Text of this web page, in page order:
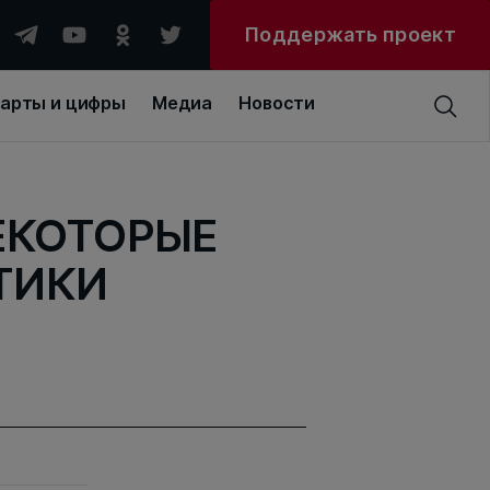
Поддержать проект
и цифры Медиа Новости